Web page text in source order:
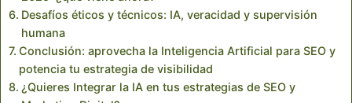
Desafíos éticos y técnicos: IA, veracidad y supervisión
humana
Conclusión: aprovecha la Inteligencia Artificial para SEO y
potencia tu estrategia de visibilidad
¿Quieres Integrar la IA en tus estrategias de SEO y